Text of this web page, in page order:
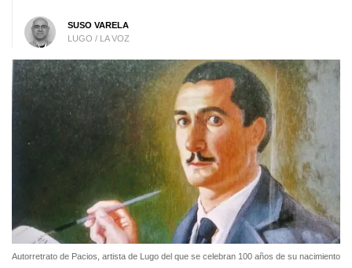
SUSO VARELA
LUGO / LA VOZ
Autorretrato de Pacios, artista de Lugo del que se celebran 100 años de su nacimiento